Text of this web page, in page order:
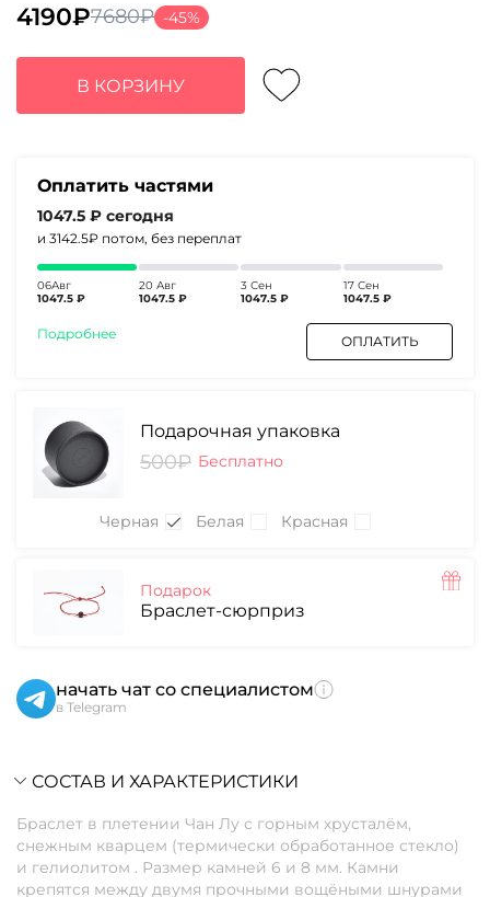
7680₽
Первоначальная
цена
составляла
7680₽.
4190₽
Текущая
цена:
4190₽.
-45%
В КОРЗИНУ
Оплатить частями
1047.5 ₽ сегодня
и 3142.5₽ потом, без переплат
06Авг
1047.5 ₽
20 Авг
1047.5 ₽
3 Сен
1047.5 ₽
17 Сен
1047.5 ₽
Подробнее ОПЛАТИТЬ
Подарочная упаковка
500₽ Бесплатно
Черная Белая Красная
Подарок
Браслет-сюрприз
начать чат со специалистом
в Telegram
СОСТАВ И ХАРАКТЕРИСТИКИ
Браслет в плетении Чан Лу с горным хрусталём,
снежным кварцем (термически обработанное стекло)
и гелиолитом . Размер камней 6 и 8 мм. Камни
крепятся между двумя прочными вощёными шнурами